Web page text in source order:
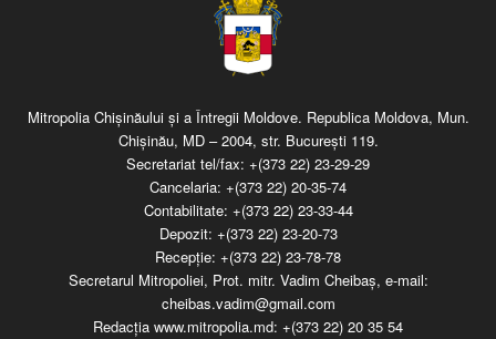
Mitropolia Chişinăului şi a Întregii Moldove. Republica Moldova, Mun.
Chişinău, MD – 2004, str. Bucureşti 119.
Secretariat tel/fax: +(373 22) 23-29-29
Cancelaria: +(373 22) 20-35-74
Contabilitate: +(373 22) 23-33-44
Depozit: +(373 22) 23-20-73
Recepţie: +(373 22) 23-78-78
Secretarul Mitropoliei, Prot. mitr. Vadim Cheibaş, e-mail:
cheibas.vadim@gmail.com
Redacția www.mitropolia.md: +(373 22) 20 35 54